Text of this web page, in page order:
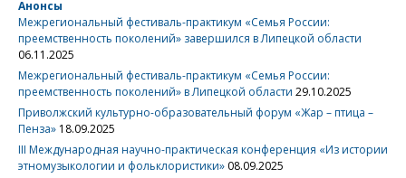
Анонсы
Межрегиональный фестиваль-практикум «Семья России:
преемственность поколений» завершился в Липецкой области
06.11.2025
Межрегиональный фестиваль-практикум «Семья России:
преемственность поколений» в Липецкой области 29.10.2025
Приволжский культурно-образовательный форум «Жар – птица –
Пенза» 18.09.2025
III Международная научно-практическая конференция «Из истории
этномузыкологии и фольклористики» 08.09.2025